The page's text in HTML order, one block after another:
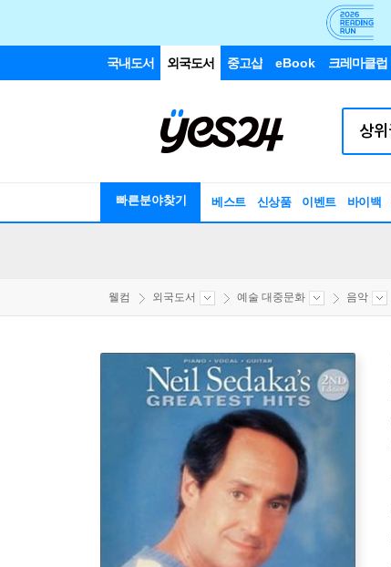
국내도서 외국도서 중고샵 eBook 크레마클럽
빠른분야찾기 베스트 신상품 이벤트 바이백
웰컴 외국도서 예술 대중문화 음악